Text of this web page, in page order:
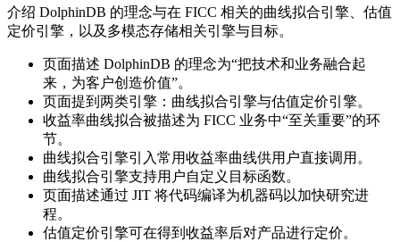
介绍 DolphinDB 的理念与在 FICC 相关的曲线拟合引擎、估值
定价引擎，以及多模态存储相关引擎与目标。
页面描述 DolphinDB 的理念为“把技术和业务融合起
来，为客户创造价值”。
页面提到两类引擎：曲线拟合引擎与估值定价引擎。
收益率曲线拟合被描述为 FICC 业务中“至关重要”的环
节。
曲线拟合引擎引入常用收益率曲线供用户直接调用。
曲线拟合引擎支持用户自定义目标函数。
页面描述通过 JIT 将代码编译为机器码以加快研究进
程。
估值定价引擎可在得到收益率后对产品进行定价。